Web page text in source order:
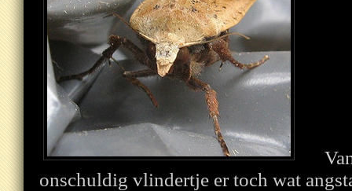
onschuldig vlindertje er toch wat